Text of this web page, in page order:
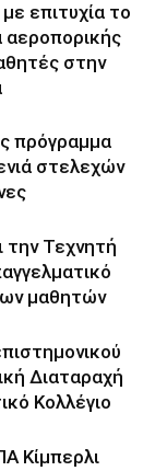
επιτυχία το
αεροπορικής
στην
πρόγραμμα
στελεχών
την Τεχνητή
μαθητών
Διαταραχή
Κολλέγιο
Κίμπερλι